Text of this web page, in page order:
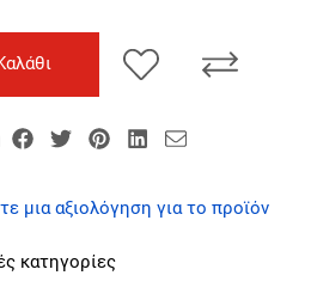
μια αξιολόγηση για το προϊόν
κατηγορίες